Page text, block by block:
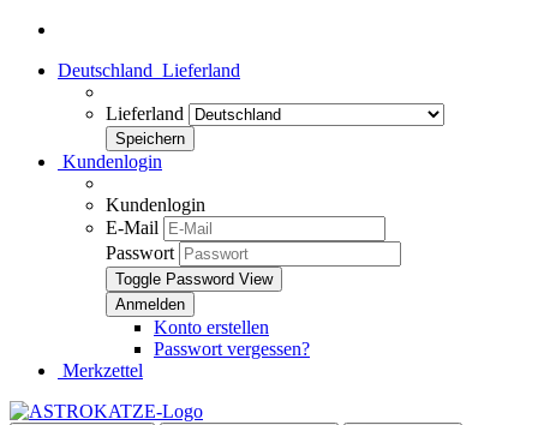
Deutschland Lieferland
Lieferland
Kundenlogin
Kundenlogin
E-Mail
Passwort
Toggle Password View
Konto erstellen
Passwort vergessen?
Merkzettel